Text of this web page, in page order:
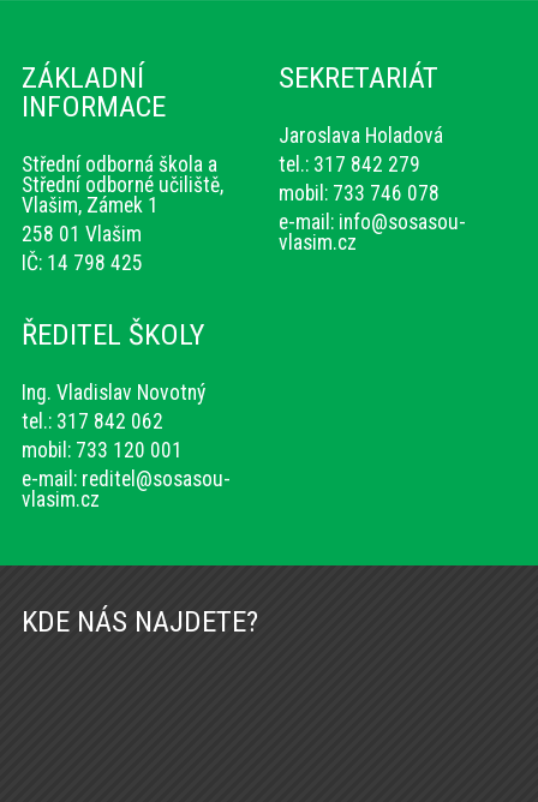
ZÁKLADNÍ
INFORMACE
Střední odborná škola a
Střední odborné učiliště,
Vlašim, Zámek 1
258 01 Vlašim
IČ: 14 798 425
SEKRETARIÁT
Jaroslava Holadová
tel.: 317 842 279
mobil: 733 746 078
e-mail: info@sosasou-
vlasim.cz
ŘEDITEL ŠKOLY
Ing. Vladislav Novotný
tel.: 317 842 062
mobil: 733 120 001
e-mail: reditel@sosasou-
vlasim.cz
KDE NÁS NAJDETE?